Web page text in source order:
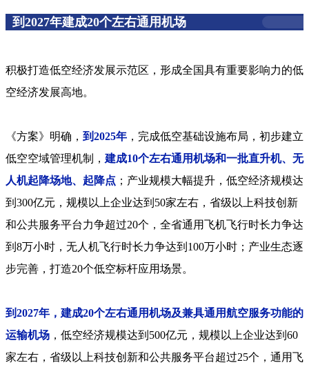
到2027年建成20个左右通用机场
积极打造低空经济发展示范区，形成全国具有重要影响力的低
空经济发展高地。
《方案》明确， 到2025年 ，完成低空基础设施布局，初步建立
低空空域管理机制， 建成10个左右通用机场和一批直升机、无
人机起降场地、起降点 ；产业规模大幅提升，低空经济规模达
到300亿元，规模以上企业达到50家左右，省级以上科技创新
和公共服务平台力争超过20个，全省通用飞机飞行时长力争达
到8万小时，无人机飞行时长力争达到100万小时；产业生态逐
步完善，打造20个低空标杆应用场景。
到2027年，建成20个左右通用机场及兼具通用航空服务功能的
运输机场 ，低空经济规模达到500亿元，规模以上企业达到60
家左右，省级以上科技创新和公共服务平台超过25个，通用飞